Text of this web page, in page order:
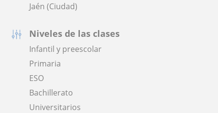
Jaén (Ciudad)
Niveles de las clases
Infantil y preescolar
Primaria
ESO
Bachillerato
Universitarios